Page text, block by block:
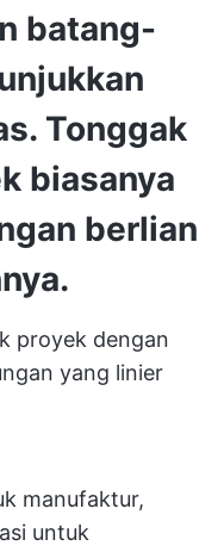
batang-
Tonggak
biasanya
berlian
proyek dengan
yang linier
manufaktur,
untuk